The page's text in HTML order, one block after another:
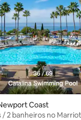
Coast
/ 2 banheiros no